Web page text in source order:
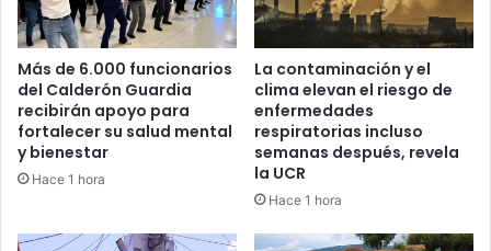
Más de 6.000 funcionarios
del Calderón Guardia
recibirán apoyo para
fortalecer su salud mental
y bienestar
Hace 1 hora
La contaminación y el
clima elevan el riesgo de
enfermedades
respiratorias incluso
semanas después, revela
la UCR
Hace 1 hora